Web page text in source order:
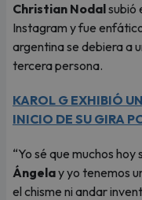
Christian Nodalsubió
Instagram y fue
argentina se debiera a
tercera persona.
KAROL G EXHIBIÓ
INICIO DE SU GIRA
“Yo sé que muchos
Ángelay yo tenemos
el chisme ni andar